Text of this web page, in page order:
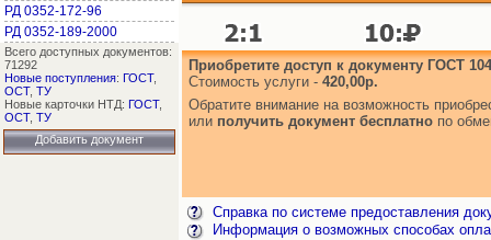
РД 0352-172-96
РД 0352-189-2000
Всего доступных документов:
71292
Новые поступления: ГОСТ,
ОСТ, ТУ
Новые карточки НТД: ГОСТ,
ОСТ, ТУ
Добавить документ
Приобретите доступ к документу ГОСТ
Стоимость услуги - 420,00р.
Обратите внимание на возможность
или получить документ бесплатно по
Справка по системе предоставления
Информация о возможных способах